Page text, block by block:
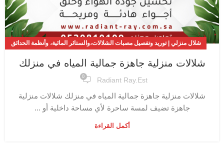
شلال منزلي | توريد وتفصيل مصبات الشلالات،والستائر المائية، وأنظمة الحدائق
شلالات منزلية جاهزة جمالية المياه في منزلك
Radiant Ray.est
0
شلالات منزلية جاهزة جمالية المياه في منزلك شلالات منزلية
جاهزة تضيف لمسة ساحرة لأي مساحة داخلية أو ...
أكمل القراءة